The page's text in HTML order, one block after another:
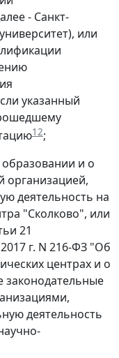
- Санкт-
или
указанный
12;
и о
организацией,
деятельность на
"Сколково", или
21
г. N 216-ФЗ "Об
центрах и о
законодательные
деятельность